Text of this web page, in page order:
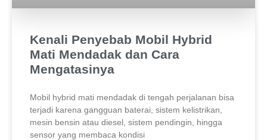
Kenali Penyebab Mobil Hybrid
Mati Mendadak dan Cara
Mengatasinya
Mobil hybrid mati mendadak di tengah perjalanan bisa
terjadi karena gangguan baterai, sistem kelistrikan,
mesin bensin atau diesel, sistem pendingin, hingga
sensor yang membaca kondisi